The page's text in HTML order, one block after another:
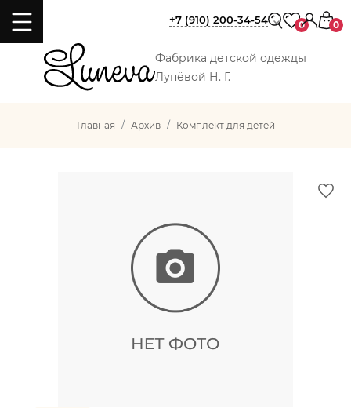
Фабрика детской одежды
Лунёвой Н. Г.
+7 (910) 200-34-54 0 0
Главная Архив Комплект для детей